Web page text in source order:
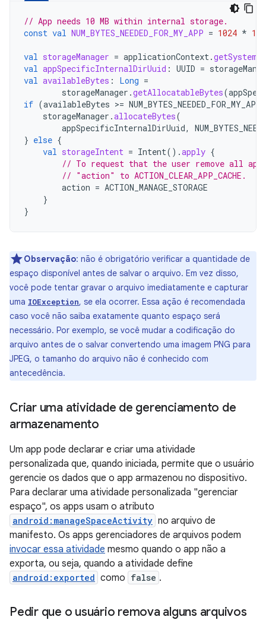
// App needs 10 MB within internal storage.
const val NUM_BYTES_NEEDED_FOR_MY_APP = 1024 *
val storageManager = applicationContext.
val appSpecificInternalDirUuid : UUID =
val availableBytes : Long =
storageManager .getAllocatableBytes(
if (availableBytes >= NUM_BYTES_NEEDED_FOR_MY_APP
storageManager .allocateBytes(
appSpecificInternalDirUuid,
} else {
val storageIntent = Intent().apply {
// To request that the user remove all
// "action" to ACTION_CLEAR_APP_CACHE.
action = ACTION_MANAGE_STORAGE
}
}
Observação: não é obrigatório verificar a quantidade de
espaço disponível antes de salvar o arquivo. Em vez disso,
você pode tentar gravar o arquivo imediatamente e capturar
uma IOException, se ela ocorrer. Essa ação é recomendada
caso você não saiba exatamente quanto espaço será
necessário. Por exemplo, se você mudar a codificação do
arquivo antes de o salvar convertendo uma imagem PNG para
JPEG, o tamanho do arquivo não é conhecido com
antecedência.
Criar uma atividade de gerenciamento de
armazenamento
Um app pode declarar e criar uma atividade
personalizada que, quando iniciada, permite que o usuário
gerencie os dados que o app armazenou no dispositivo.
Para declarar uma atividade personalizada "gerenciar
espaço", os apps usam o atributo
android:manageSpaceActivity no arquivo de
manifesto. Os apps gerenciadores de arquivos podem
invocar essa atividade mesmo quando o app não a
exporta, ou seja, quando a atividade define
android:exported como false .
Pedir que o usuário remova alguns arquivos